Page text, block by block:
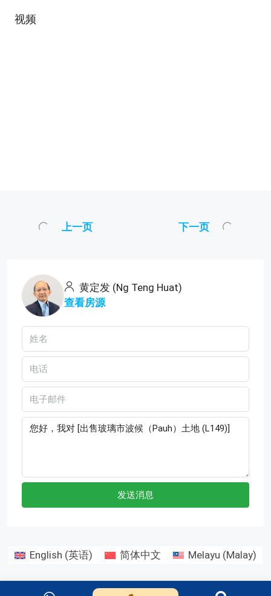
视频
上一页 下一页
黄定发 (Ng Teng Huat)
查看房源
发送消息
English (英语) 简体中文 Melayu (Malay)